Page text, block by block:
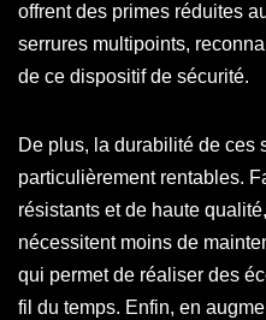
offrent des primes réduites
serrures multipoints,
de ce dispositif de sécurité.
De plus, la durabilité de ces
particulièrement rentables.
résistants et de haute
nécessitent moins de
qui permet de réaliser des
fil du temps. Enfin, en